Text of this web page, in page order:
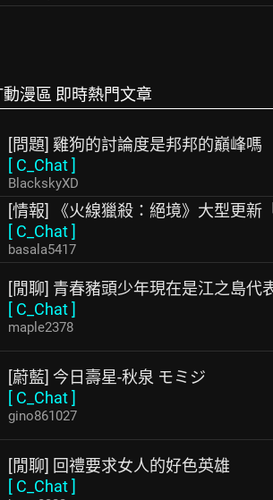
動漫區 即時熱門文章
[問題] 雞狗的討論度是邦邦的巔峰嗎
[ C_Chat]
BlackskyXD
[情報] 《火線獵殺：絕境》大型更新
[ C_Chat]
basala5417
[閒聊] 青春豬頭少年現在是江之島代
[ C_Chat]
maple2378
[蔚藍] 今日壽星-秋泉 モミジ
[ C_Chat]
gino861027
[閒聊] 回禮要求女人的好色英雄
[ C_Chat]